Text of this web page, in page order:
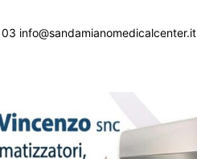
info@sandamianomedicalcenter.it